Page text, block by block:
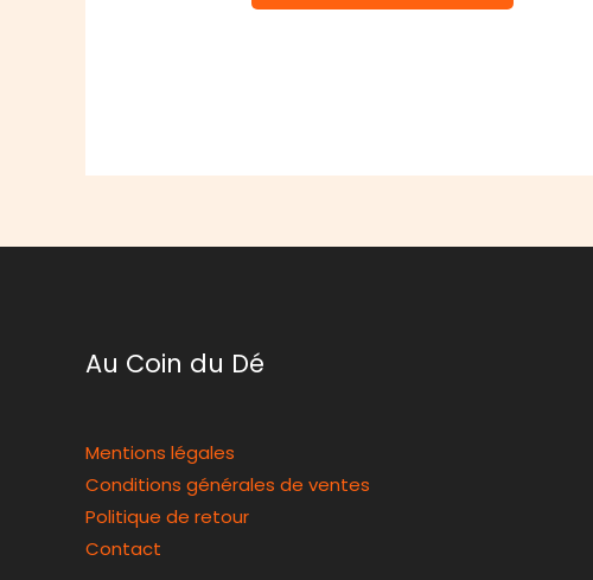
Au Coin du Dé
Mentions légales
Conditions générales de ventes
Politique de retour
Contact